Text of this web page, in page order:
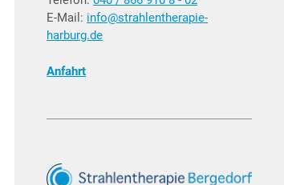
E-Mail: info@strahlentherapie-
harburg.de
Anfahrt